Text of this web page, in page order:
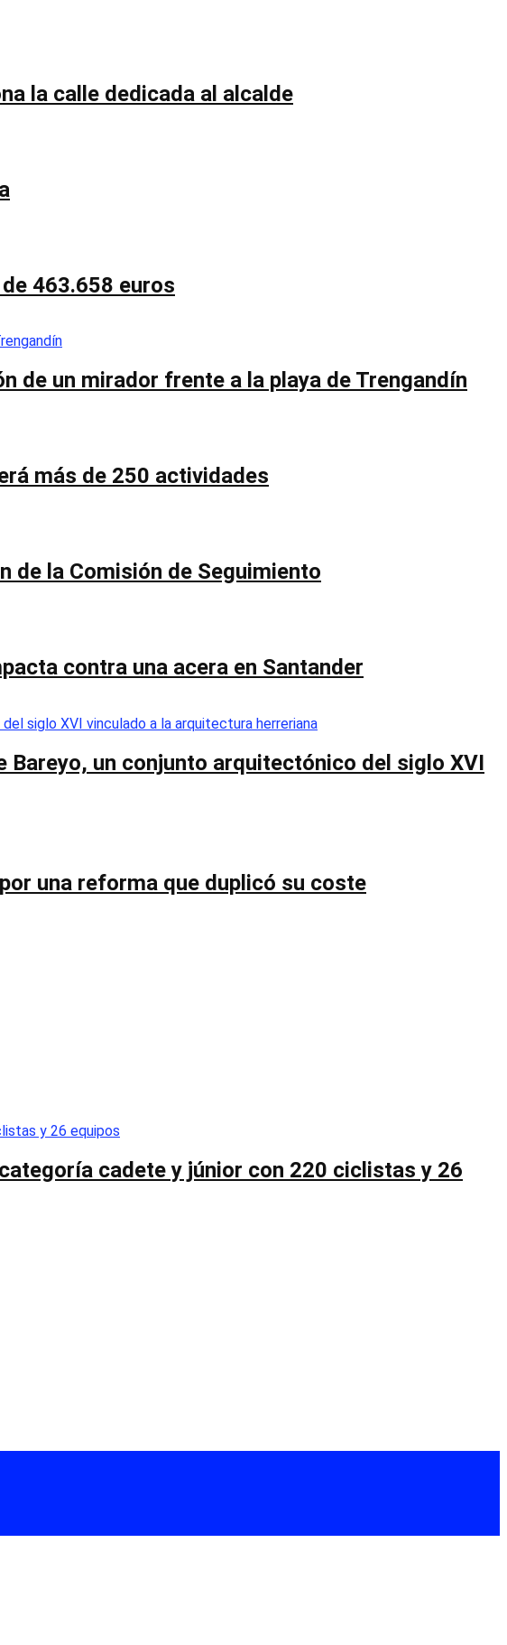
la calle dedicada al alcalde
463.658 euros
de un mirador frente a la playa de Trengandín
más de 250 actividades
de la Comisión de Seguimiento
contra una acera en Santander
Bareyo, un conjunto arquitectónico del siglo XVI
una reforma que duplicó su coste
cadete y júnior con 220 ciclistas y 26